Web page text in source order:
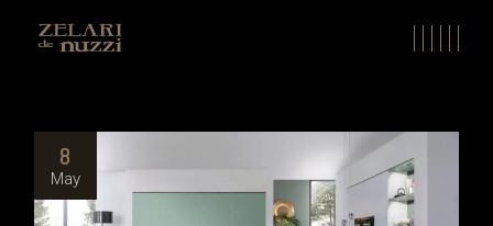
8
May